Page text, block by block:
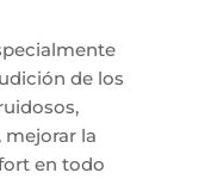
de los
mejorar la
en todo